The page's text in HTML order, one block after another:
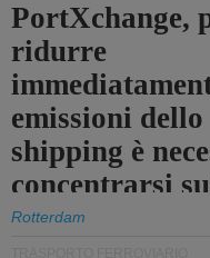
PortXchange,
ridurre
emissioni dello
shipping è
concentrarsi
Rotterdam